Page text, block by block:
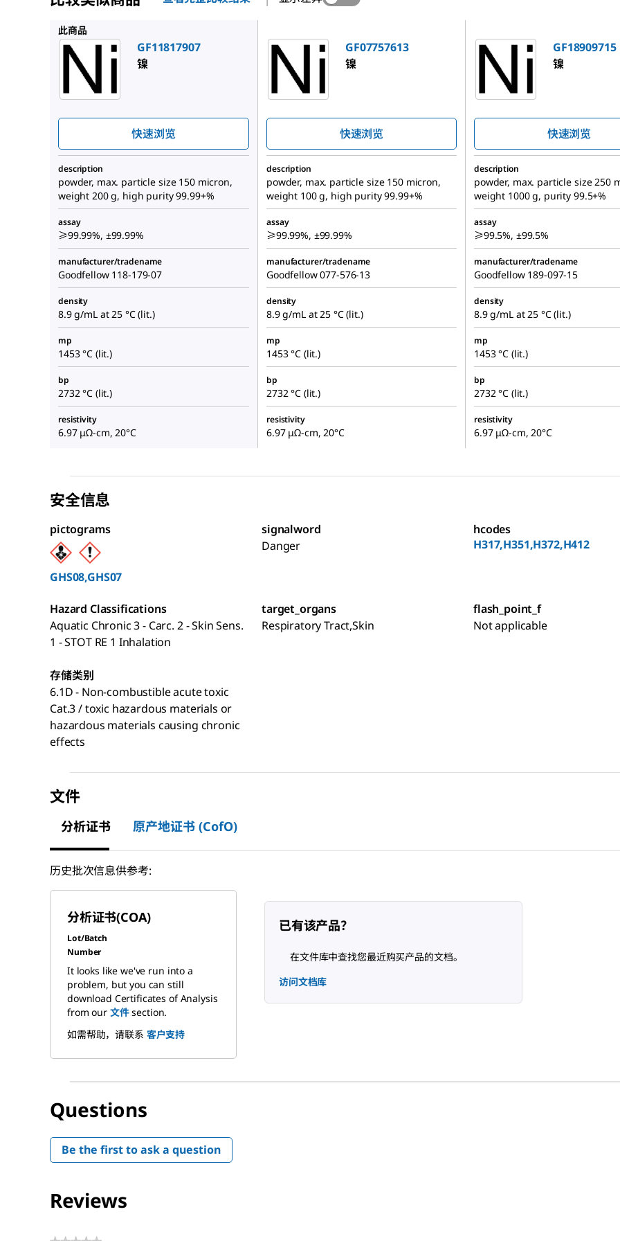
此商品
GF11817907
镍
快速浏览
GF07757613
镍
快速浏览
GF18909715
镍
快速浏览
description
powder, max. particle size 150 micron,
weight 200 g, high purity 99.99+%
description
powder, max. particle size 150 micron,
weight 100 g, high purity 99.99+%
description
powder, max. particle size 250
weight 1000 g, purity 99.5+%
assay
≥99.99%, ±99.99%
assay
≥99.99%, ±99.99%
assay
≥99.5%, ±99.5%
manufacturer/tradename
Goodfellow 118-179-07
manufacturer/tradename
Goodfellow 077-576-13
manufacturer/tradename
Goodfellow 189-097-15
density
8.9 g/mL at 25 °C (lit.)
density
8.9 g/mL at 25 °C (lit.)
density
8.9 g/mL at 25 °C (lit.)
mp
1453 °C (lit.)
mp
1453 °C (lit.)
mp
1453 °C (lit.)
bp
2732 °C (lit.)
bp
2732 °C (lit.)
bp
2732 °C (lit.)
resistivity
6.97 μΩ-cm, 20°C
resistivity
6.97 μΩ-cm, 20°C
resistivity
6.97 μΩ-cm, 20°C
安全信息
pictograms
GHS08,GHS07
signalword
Danger
hcodes
H317,H351,H372,H412
Hazard Classifications
Aquatic Chronic 3 - Carc. 2 - Skin Sens.
1 - STOT RE 1 Inhalation
target_organs
Respiratory Tract,Skin
flash_point_f
Not applicable
存储类别
6.1D - Non-combustible acute toxic
Cat.3 / toxic hazardous materials or
hazardous materials causing chronic
effects
文件
分析证书 原产地证书 (CofO)
历史批次信息供参考:
分析证书(COA)
Lot/Batch
Number
It looks like we've run into a
problem, but you can still
download Certificates of Analysis
from our 文件section.
如需帮助，请联系 客户支持
已有该产品？
在文件库中查找您最近购买产品的文档。
访问文档库
Questions
Be the first to ask a question
Reviews